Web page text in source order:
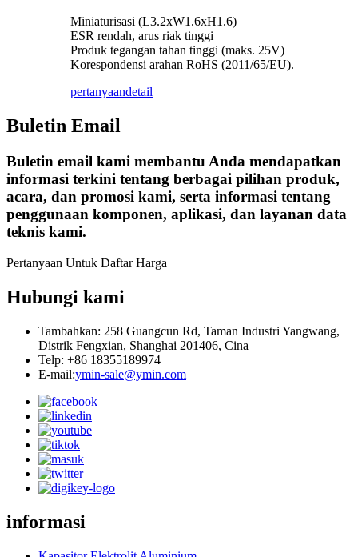
Miniaturisasi (L3.2xW1.6xH1.6)
ESR rendah, arus riak tinggi
Produk tegangan tahan tinggi (maks. 25V)
Korespondensi arahan RoHS (2011/65/EU).
pertanyaandetail
Buletin Email
Buletin email kami membantu Anda mendapatkan
informasi terkini tentang berbagai pilihan produk,
acara, dan promosi kami, serta informasi tentang
penggunaan komponen, aplikasi, dan layanan data
teknis kami.
Pertanyaan Untuk Daftar Harga
Hubungi kami
Tambahkan: 258 Guangcun Rd, Taman Industri Yangwang,
Distrik Fengxian, Shanghai 201406, Cina
Telp: +86 18355189974
E-mail:ymin-sale@ymin.com
informasi